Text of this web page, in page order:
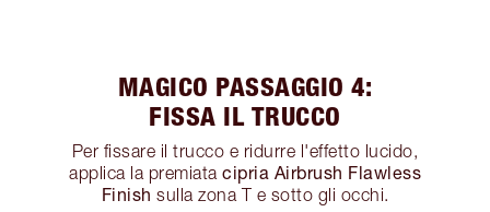
MAGICO PASSAGGIO 4:
FISSA IL TRUCCO
Per fissare il trucco e ridurre l'effetto lucido,
applica la premiata cipria Airbrush Flawless
Finish sulla zona T e sotto gli occhi.